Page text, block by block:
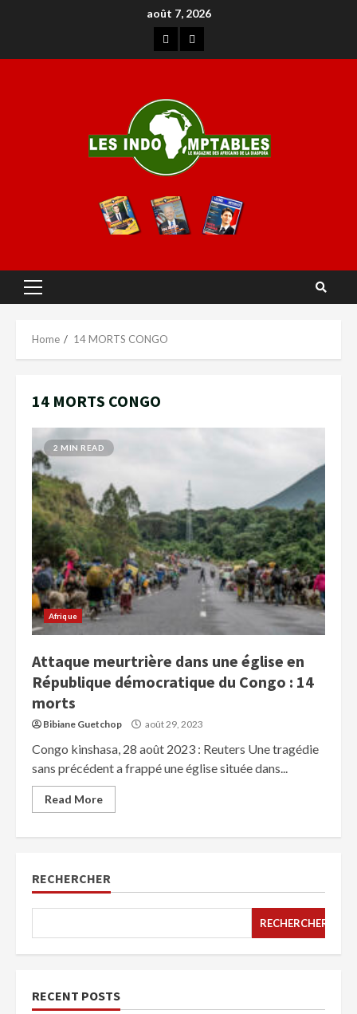
août 7, 2026
Home 14 MORTS CONGO
14 MORTS CONGO
2 MIN READ
Afrique
Attaque meurtrière dans une église en
République démocratique du Congo : 14
morts
Bibiane Guetchop août 29, 2023
Congo kinshasa, 28 août 2023 : Reuters Une tragédie
sans précédent a frappé une église située dans...
Read More
RECHERCHER
RECHERCHER
RECENT POSTS